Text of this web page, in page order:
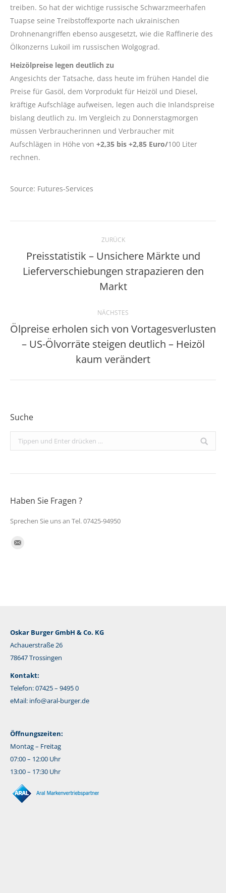
treiben. So hat der wichtige russische Schwarzmeerhafen
Tuapse seine Treibstoffexporte nach ukrainischen
Drohnenangriffen ebenso ausgesetzt, wie die Raffinerie des
Ölkonzerns Lukoil im russischen Wolgograd.
Heizölpreise legen deutlich zu
Angesichts der Tatsache, dass heute im frühen Handel die
Preise für Gasöl, dem Vorprodukt für Heizöl und Diesel,
kräftige Aufschläge aufweisen, legen auch die Inlandspreise
bislang deutlich zu. Im Vergleich zu Donnerstagmorgen
müssen Verbraucherinnen und Verbraucher mit
Aufschlägen in Höhe von +2,35 bis +2,85 Euro/100 Liter
rechnen.
Source: Futures-Services
Kommentarnavigation
ZURÜCK
Vorheriger
Beitrag:
Preisstatistik – Unsichere Märkte und
Lieferverschiebungen strapazieren den
Markt
NÄCHSTES
Nächster
Beitrag:
Ölpreise erholen sich von Vortagesverlusten
– US-Ölvorräte steigen deutlich – Heizöl
kaum verändert
Suche
Search:
Haben Sie Fragen ?
Sprechen Sie uns an Tel. 07425-94950
Finden Sie uns auf:
Oskar Burger GmbH & Co. KG
Achauerstraße 26
78647 Trossingen
Kontakt:
Telefon: 07425 – 9495 0
eMail: info@aral-burger.de
Öffnungszeiten:
Montag – Freitag
07:00 – 12:00 Uhr
13:00 – 17:30 Uhr